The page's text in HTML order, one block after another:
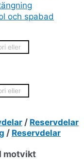
och spabad
/ Reservdelar
/ Reservdelar
motvikt